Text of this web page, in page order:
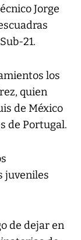
Jorge
21.
los
quien
de México
de Portugal.
juveniles
de dejar en